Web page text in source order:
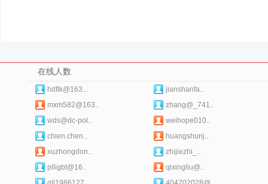
在线人数
hdflk@163...
jianshanfa..
mxm582@163..
zhang@_741..
wds@dc-pol..
weihope010..
chien.chen..
huangshunj..
xuzhongdon..
zhijiezhi_..
plligbt@16..
qixingliu@..